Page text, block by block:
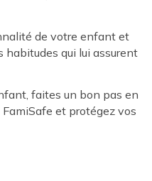
de votre enfant et
habitudes qui lui assurent
faites un bon pas en
et protégez vos